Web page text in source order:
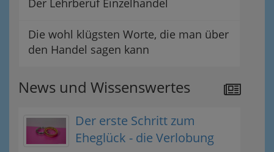
Der Lehrberuf Einzelhandel
Die wohl klügsten Worte, die man über
den Handel sagen kann
News und Wissenswertes
Der erste Schritt zum
Eheglück - die Verlobung